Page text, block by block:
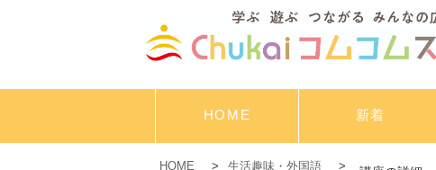
HOME 新着
HOME > 生活趣味・外国語 >